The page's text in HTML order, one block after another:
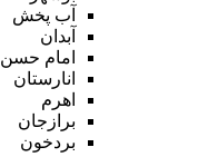
آب پخش
آبدان
امام حسن
انارستان
اهرم
برازجان
بردخون